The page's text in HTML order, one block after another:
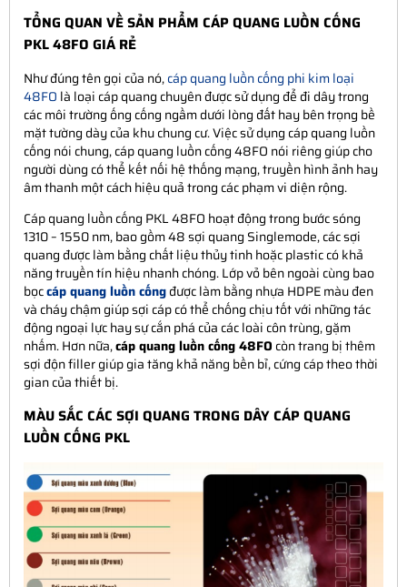
TỔNG QUAN VỀ SẢN PHẨM CÁP QUANG LUỒN CỐNG
PKL 48FO GIÁ RẺ
Như đúng tên gọi của nó,cáp quang luồn cống phi kim loại
48FO là loại cáp quang chuyên được sử dụng để đi dây trong
các môi trường ống cống ngầm dưới lòng đất hay bên trọng bề
mặt tường dày của khu chung cư. Việc sử dụng cáp quang luồn
cống nói chung, cáp quang luồn cống 48FO nói riêng giúp cho
người dùng có thể kết nối hệ thống mạng, truyền hình ảnh hay
âm thanh một cách hiệu quả trong các phạm vi diện rộng.
Cáp quang luồn cống PKL 48FO hoạt động trong bước sóng
1310 – 1550 nm, bao gồm 48 sợi quang Singlemode, các sợi
quang được làm bằng chất liệu thủy tinh hoặc plastic có khả
năng truyền tín hiệu nhanh chóng. Lớp vỏ bên ngoài cùng bao
bọccáp quang luồn cốngđược làm bằng nhựa HDPE màu đen
và cháy chậm giúp sợi cáp có thể chống chịu tốt với những tác
động ngoại lực hay sự cắn phá của các loài côn trùng, gặm
nhấm. Hơn nữa,cáp quang luồn cống 48FO còn trang bị thêm
sợi độn filler giúp gia tăng khả năng bền bỉ, cứng cáp theo thời
gian của thiết bị.
MÀU SẮC CÁC SỢI QUANG TRONG DÂY CÁP QUANG
LUỒN CỐNG PKL